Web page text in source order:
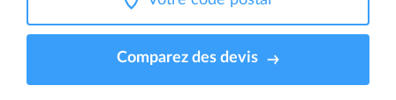
Comparez des devis